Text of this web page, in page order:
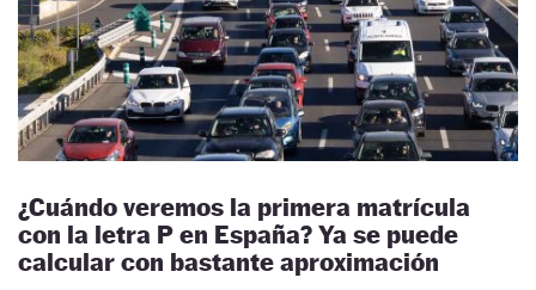
¿Cuándo veremos la primera matrícula
con la letra P en España? Ya se puede
calcular con bastante aproximación